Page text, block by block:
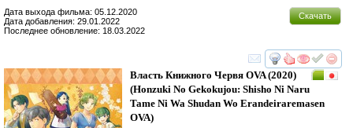
Скачать
Дата выхода фильма: 05.12.2020
Дата добавления: 29.01.2022
Последнее обновление: 18.03.2022
смотреть
Власть Книжного Червя OVA(2020)
(Honzuki No Gekokujou: Shisho Ni Naru
Tame Ni Wa Shudan Wo Erandeiraremasen
OVA)